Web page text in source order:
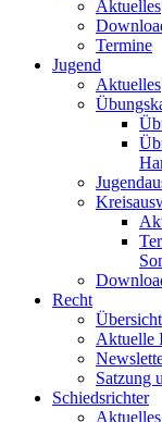
Aktuelles
Termine
Jugend
Aktuelles
Recht
Übersicht
Aktuelle
Satzung
Schiedsrichter
Aktuelles